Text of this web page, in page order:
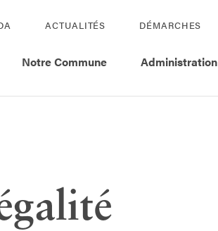
ACTUALITÉS DÉMARCHES
Notre Commune Administration